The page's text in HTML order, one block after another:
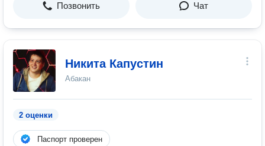
Позвонить Чат
Никита Капустин
Абакан
2 оценки
Паспорт проверен